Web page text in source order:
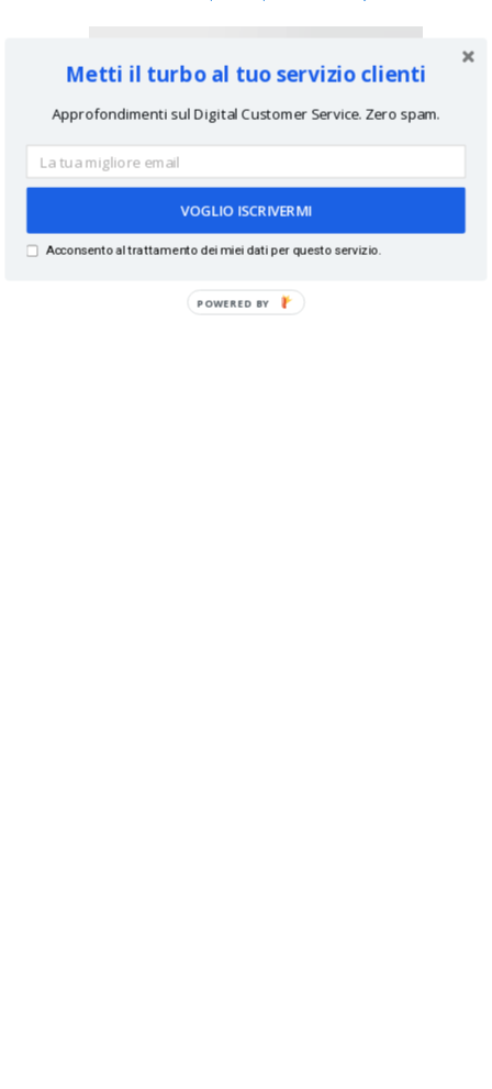
#Twitter Edgerank? http://t.co/GCNhGoYCMD
Metti il turbo al tuo servizio clienti
Approfondimenti sul Digital Customer Service. Zero spam.
VOGLIO ISCRIVERMI
Acconsento al trattamento dei miei dati per questo servizio.
POWERED BY